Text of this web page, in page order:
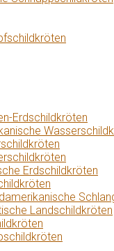
Erdschildkröten
Erdschildkröten
Landschildkröten